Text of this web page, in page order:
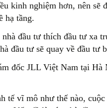
kinh nghiệm hơn, nên sẽ
hạ tầng.
đầu tư thích đầu tư xa
đầu tư sẽ quay về đầu tư
đốc JLL Việt Nam tại
tế vĩ mô như thế nào,